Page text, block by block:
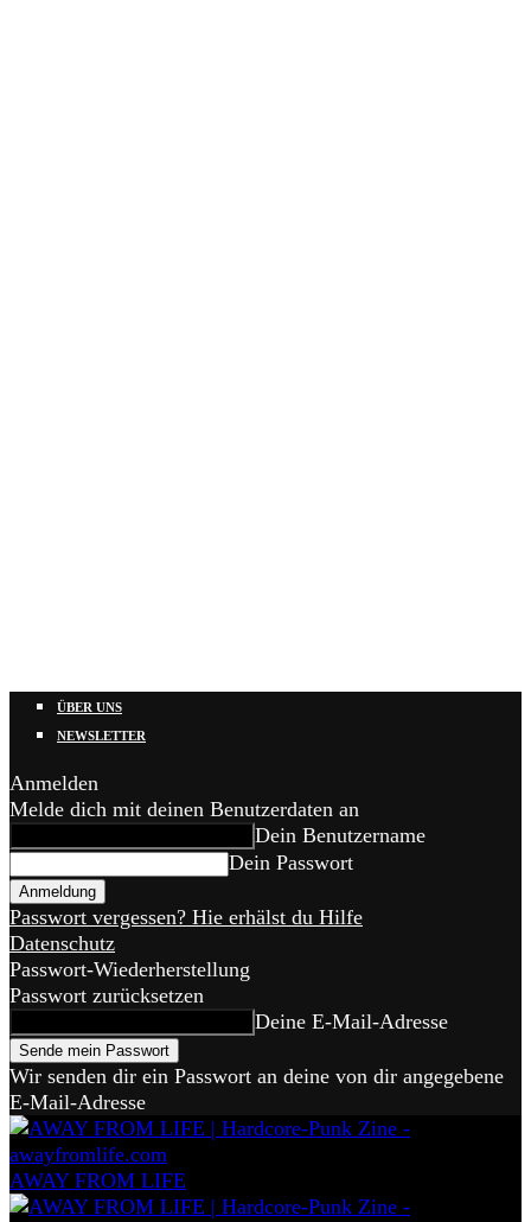
ÜBER UNS
NEWSLETTER
Anmelden
Melde dich mit deinen Benutzerdaten an
Dein Benutzername
Dein Passwort
Passwort vergessen? Hie erhälst du Hilfe
Datenschutz
Passwort-Wiederherstellung
Passwort zurücksetzen
Deine E-Mail-Adresse
Wir senden dir ein Passwort an deine von dir angegebene
E-Mail-Adresse
AWAY FROM LIFE